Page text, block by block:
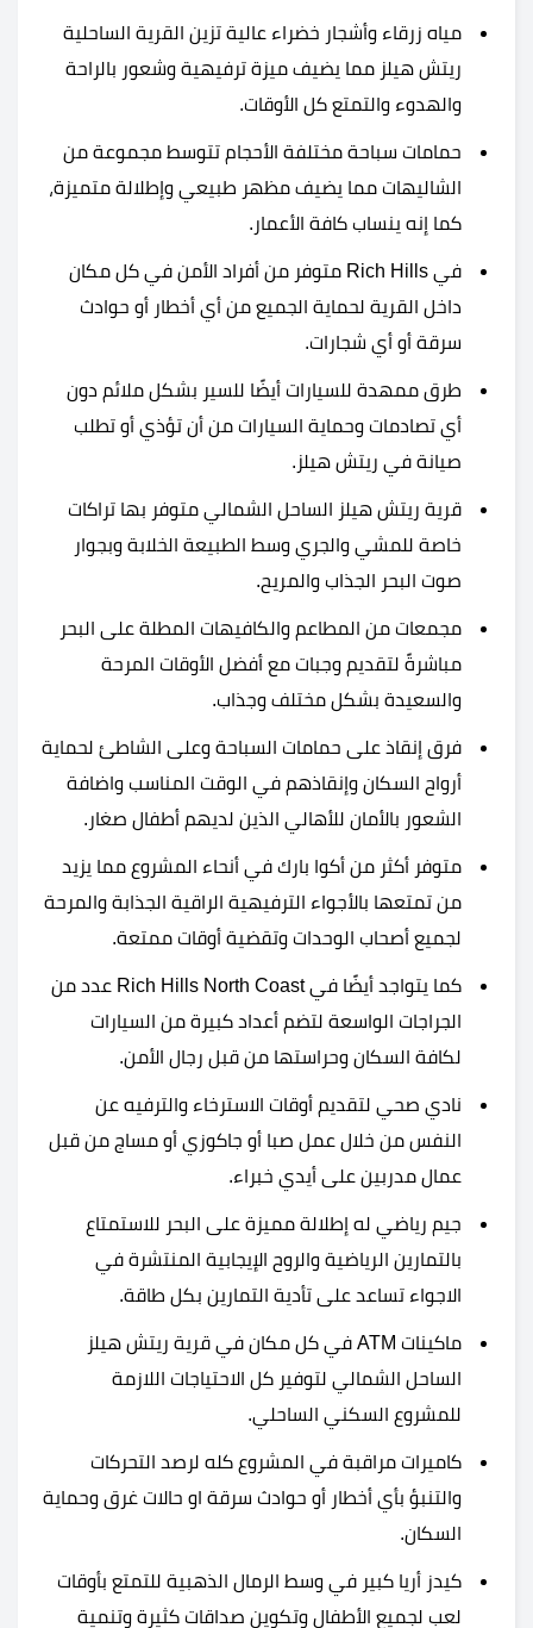
مياه زرقاء وأشجار خضراء عالية تزين القرية الساحلية
ريتش هيلز مما يضيف ميزة ترفيهية وشعور بالراحة
والهدوء والتمتع كل الأوقات.
حمامات سباحة مختلفة الأحجام تتوسط مجموعة من
الشاليهات مما يضيف مظهر طبيعي وإطلالة متميزة،
كما إنه ينساب كافة الأعمار.
في Rich Hills متوفر من أفراد الأمن في كل مكان
داخل القرية لحماية الجميع من أي أخطار أو حوادث
سرقة أو أي شجارات.
طرق ممهدة للسيارات أيضًا للسير بشكل ملائم دون
أي تصادمات وحماية السيارات من أن تؤذي أو تطلب
صيانة في ريتش هيلز.
قرية ريتش هيلز الساحل الشمالي متوفر بها تراكات
خاصة للمشي والجري وسط الطبيعة الخلابة وبجوار
صوت البحر الجذاب والمريح.
مجمعات من المطاعم والكافيهات المطلة على البحر
مباشرةً لتقديم وجبات مع أفضل الأوقات المرحة
والسعيدة بشكل مختلف وجذاب.
فرق إنقاذ على حمامات السباحة وعلى الشاطئ لحماية
أرواح السكان وإنقاذهم في الوقت المناسب واضافة
الشعور بالأمان للأهالي الذين لديهم أطفال صغار.
متوفر أكثر من أكوا بارك في أنحاء المشروع مما يزيد
من تمتعها بالأجواء الترفيهية الراقية الجذابة والمرحة
لجميع أصحاب الوحدات وتقضية أوقات ممتعة.
كما يتواجد أيضًا في Rich Hills North Coast عدد من
الجراجات الواسعة لتضم أعداد كبيرة من السيارات
لكافة السكان وحراستها من قبل رجال الأمن.
نادي صحي لتقديم أوقات الاسترخاء والترفيه عن
النفس من خلال عمل صبا أو جاكوزي أو مساج من قبل
عمال مدربين على أيدي خبراء.
جيم رياضي له إطلالة مميزة على البحر للاستمتاع
بالتمارين الرياضية والروح الإيجابية المنتشرة في
الاجواء تساعد على تأدية التمارين بكل طاقة.
ماكينات ATM في كل مكان في قرية ريتش هيلز
الساحل الشمالي لتوفير كل الاحتياجات اللازمة
للمشروع السكني الساحلي.
كاميرات مراقبة في المشروع كله لرصد التحركات
والتنبؤ بأي أخطار أو حوادث سرقة او حالات غرق وحماية
السكان.
كيدز أريا كبير في وسط الرمال الذهبية للتمتع بأوقات
لعب لجميع الأطفال وتكوين صداقات كثيرة وتنمية